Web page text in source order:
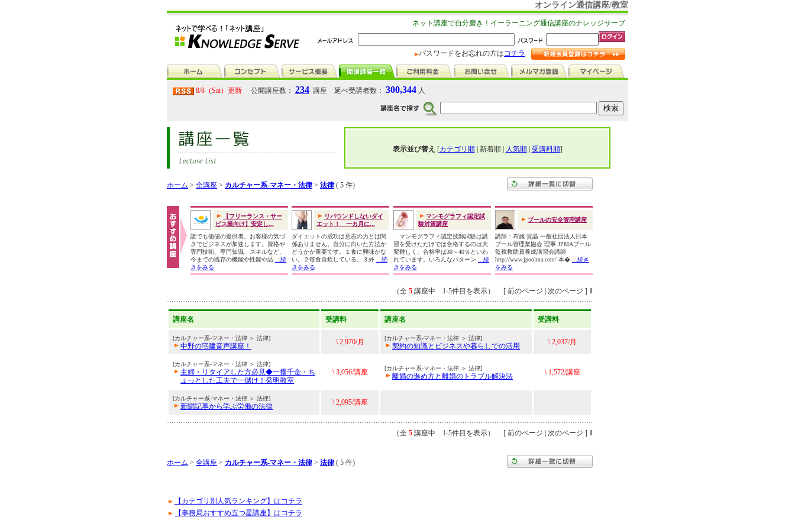
オンライン通信講座/教室
ネット講座で自分磨き！イーラーニング通信講座のナレッジサーブ
パスワードをお忘れの方はコチラ
8/8（Sat）更新 公開講座数： 234 講座 延べ受講者数： 300,344 人
表示並び替え [カテゴリ順| 新着順 | 人気順| 受講料順]
ホーム > 全講座 > カルチャー系-マネー・法律> 法律 ( 5 件)
【フリーランス・サー
ビス業向け】安定し...
誰でも価値の提供者。お客様の気づ
きでビジネスが加速します。資格や
専門技術、専門知識、スキルなど、
今までの既存の機能や性能や品
...続
きをみる
リバウンドしないダイ
エット！ 一カ月に...
ダイエットの成功は意志の力とは関
係ありません。自分に向いた方法か
どうかが重要です。１食に興味がな
い。２毎食自炊している。３外
...続
きをみる
マンモグラフィ認定試
験対策講座
マンモグラフィ認定技師試験は講
習を受けただけでは合格するのは大
変難しく、合格率は30～40％といわ
れています。いろんなパターン
...続
きをみる
プールの安全管理講座
講師：布施 賀晶 一般社団法人日本
プール管理業協会 理事 JPMAプール
監視救助員養成講習会講師
http://www.jpoolma.com/ 本�
...続き
をみる
（全 5 講座中 1-5件目を表示） [ 前のページ | 次のページ ] 1
講座名 受講料 講座名 受講料
[カルチャー系-マネー・法律 ＞ 法律]
中野の宅建音声講座！ \ 2,970/月 [カルチャー系-マネー・法律 ＞ 法律]
契約の知識とビジネスや暮らしでの活用 \ 2,037/月
[カルチャー系-マネー・法律 ＞ 法律]
主婦・リタイアした方必見◆一攫千金・ち
ょっとした工夫で一儲け！発明教室
\ 3,056/講座 [カルチャー系-マネー・法律 ＞ 法律]
離婚の進め方と離婚のトラブル解決法 \ 1,572/講座
[カルチャー系-マネー・法律 ＞ 法律]
新聞記事から学ぶ労働の法律 \ 2,095/講座
（全 5 講座中 1-5件目を表示） [ 前のページ | 次のページ ] 1
ホーム > 全講座 > カルチャー系-マネー・法律> 法律 ( 5 件)
【カテゴリ別人気ランキング】はコチラ
【事務局おすすめ五つ星講座】はコチラ